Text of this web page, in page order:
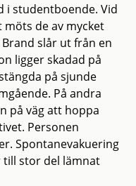
i studentboende. Vid
de av mycket
slår ut från en
ligger skadad på
på sjunde
På andra
på väg att hoppa
Personen
Spontanevakuering
stor del lämnat